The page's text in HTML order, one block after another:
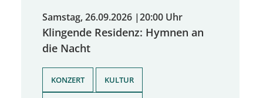
Samstag, 26.09.2026 |20:00 Uhr
Klingende Residenz: Hymnen an
die Nacht
KONZERT KULTUR